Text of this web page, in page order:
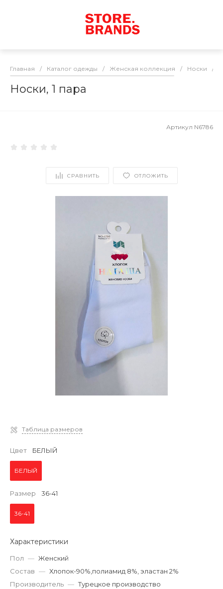
Главная / Каталог одежды / Женская коллекция / Носки /
Носки, 1 пара
Артикул N6786
СРАВНИТЬ ОТЛОЖИТЬ
Таблица размеров
Цвет БЕЛЫЙ
БЕЛЫЙ
Размер 36-41
36-41
Характеристики
Пол — Женский
Состав — Хлопок-90%,полиамид 8%, эластан 2%
Производитель — Турецкое производство